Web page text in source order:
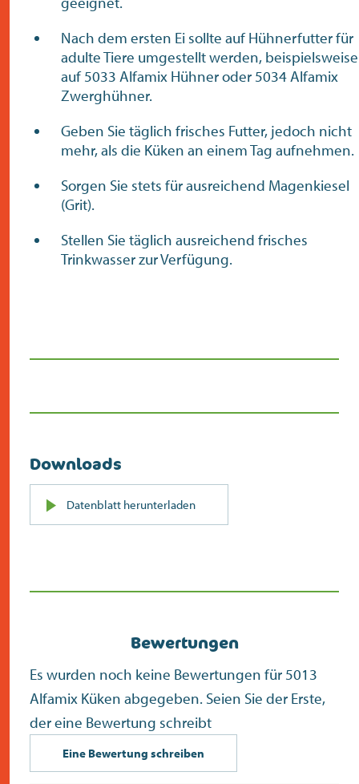
Nach dem ersten Ei sollte auf Hühnerfutter für
adulte Tiere umgestellt werden, beispielsweise
auf 5033 Alfamix Hühner oder 5034 Alfamix
Zwerghühner.
Geben Sie täglich frisches Futter, jedoch nicht
mehr, als die Küken an einem Tag aufnehmen.
Sorgen Sie stets für ausreichend Magenkiesel
(Grit).
Stellen Sie täglich ausreichend frisches
Trinkwasser zur Verfügung.
Downloads
Datenblatt herunterladenPDF
(öffnet
Bewertungen
Es wurden noch keine Bewertungen für 5013
Alfamix Küken abgegeben. Seien Sie der Erste,
der eine Bewertung schreibt
Eine Bewertung schreiben